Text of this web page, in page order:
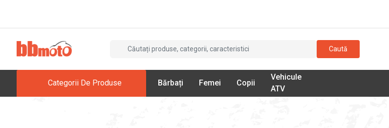
Caută
Categorii De Produse Bărbați Femei Copii
Vehicule
ATV